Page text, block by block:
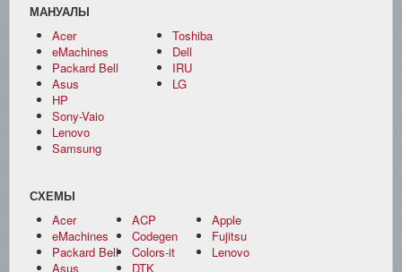
МАНУАЛЫ
Acer
eMachines
Packard Bell
Asus
HP
Sony-Vaio
Lenovo
Samsung
Toshiba
Dell
IRU
LG
СХЕМЫ
Acer
eMachines
Packard Bell
Asus
ACP
Codegen
Colors-it
DTK
Apple
Fujitsu
Lenovo